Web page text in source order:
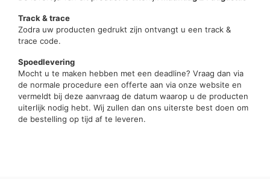
Track & trace
Zodra uw producten gedrukt zijn ontvangt u een track &
trace code.
Spoedlevering
Mocht u te maken hebben met een deadline? Vraag dan via
de normale procedure een offerte aan via onze website en
vermeldt bij deze aanvraag de datum waarop u de producten
uiterlijk nodig hebt. Wij zullen dan ons uiterste best doen om
de bestelling op tijd af te leveren.